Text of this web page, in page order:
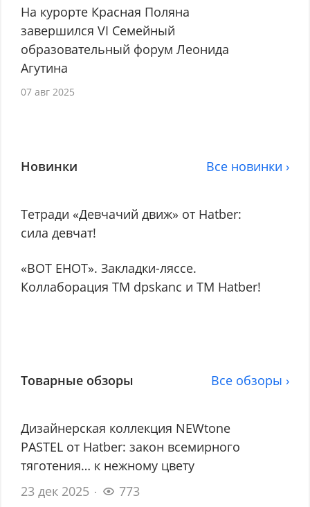
На курорте Красная Поляна
завершился VI Семейный
образовательный форум Леонида
Агутина
07 авг 2025
Новинки Все новинки ›
Тетради «Девчачий движ» от Hatber:
сила девчат!
«ВОТ ЕНОТ». Закладки-ляссе.
Коллаборация TM dpskanc и ТМ Hatber!
Товарные обзоры Все обзоры ›
Дизайнерская коллекция NEWtone
PASTEL от Hatber: закон всемирного
тяготения… к нежному цвету
23 дек 2025
773